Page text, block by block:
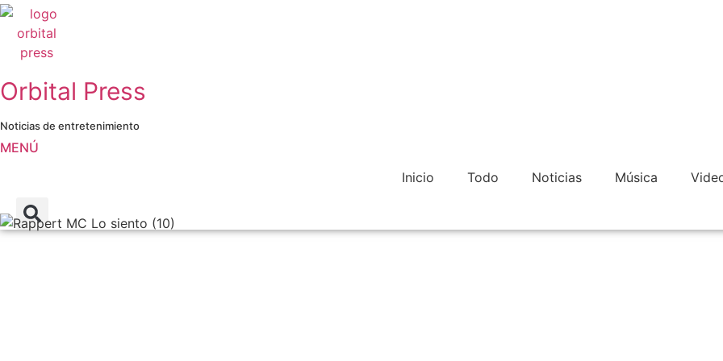
Ir
contenido
Orbital Press
Noticias de entretenimiento
MENÚ
Inicio
Todo Noticias Música